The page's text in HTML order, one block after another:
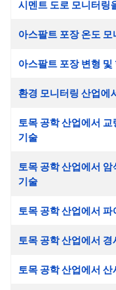
시멘트 도로 모니터링
아스팔트 포장 온도
아스팔트 포장 변형
환경 모니터링 산업에
토목 공학 산업에서
기술
토목 공학 산업에서
기술
토목 공학 산업에서
토목 공학 산업에서
토목 공학 산업에서